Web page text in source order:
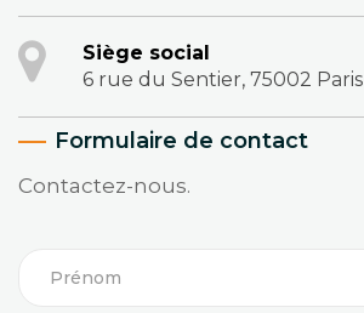
Siège social
6 rue du Sentier, 75002 Paris
Formulaire de contact
Contactez-nous.